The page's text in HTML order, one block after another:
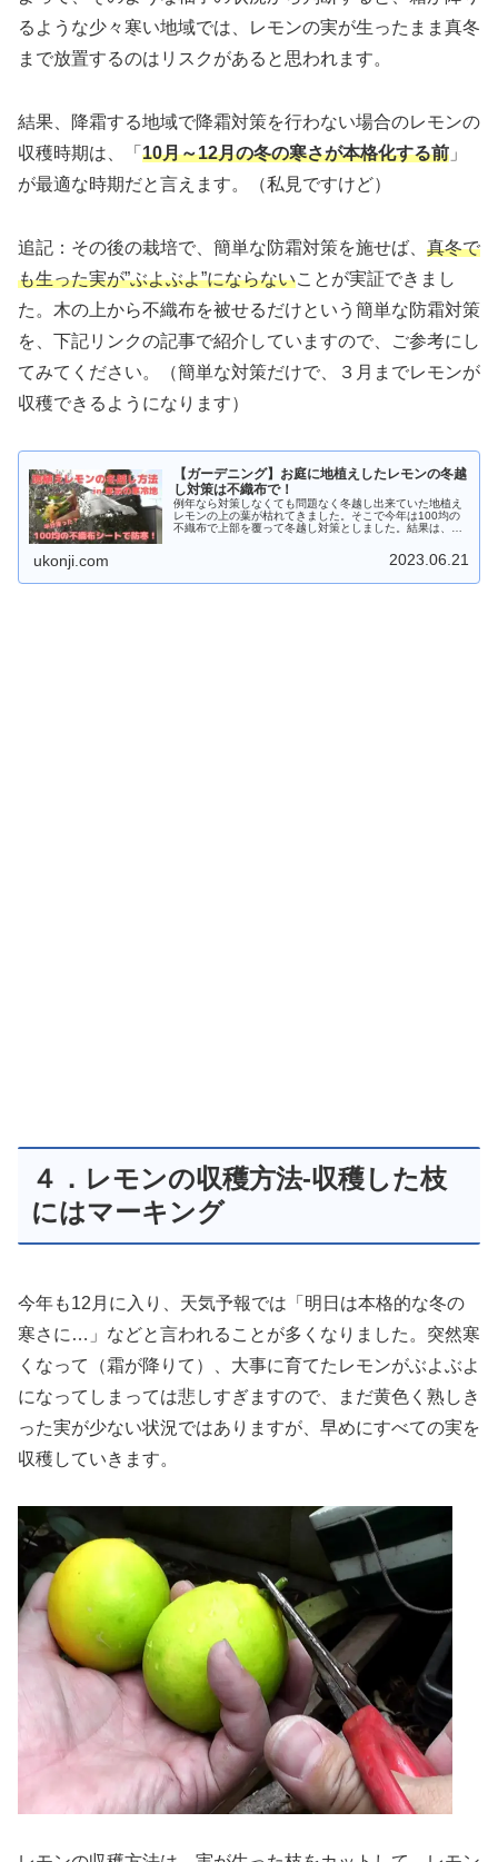
るような少々寒い地域では、レモンの実が生ったまま真冬
まで放置するのはリスクがあると思われます。
結果、降霜する地域で降霜対策を行わない場合のレモンの
収穫時期は、「 10月～12月の冬の寒さが本格化する前 」
が最適な時期だと言えます。（私見ですけど）
追記：その後の栽培で、簡単な防霜対策を施せば、 真冬で
も生った実が”ぶよぶよ”にならないことが実証できまし
た。木の上から不織布を被せるだけという簡単な防霜対策
を、下記リンクの記事で紹介していますので、ご参考にし
てみてください。（簡単な対策だけで、３月までレモンが
収穫できるようになります）
【ガーデニング】お庭に地植えしたレモンの冬越
し対策は不織布で！
例年なら対策しなくても問題なく冬越し出来ていた地植え
レモンの上の葉が枯れてきました。そこで今年は100均の
不織布で上部を覆って冬越し対策としました。結果は、何
ukonji.com 2023.06.21
４．レモンの収穫方法-収穫した枝
にはマーキング
今年も12月に入り、天気予報では「明日は本格的な冬の
寒さに…」などと言われることが多くなりました。突然寒
くなって（霜が降りて）、大事に育てたレモンがぶよぶよ
になってしまっては悲しすぎますので、まだ黄色く熟しき
った実が少ない状況ではありますが、早めにすべての実を
収穫していきます。